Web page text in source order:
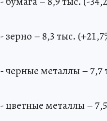
- зерно – 8,3 тыс.
- черные металлы – 7,7
- цветные металлы –